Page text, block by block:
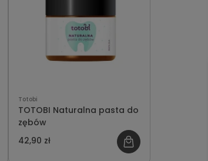
Totobi
TOTOBI Naturalna pasta do
zębów
42,90 zł